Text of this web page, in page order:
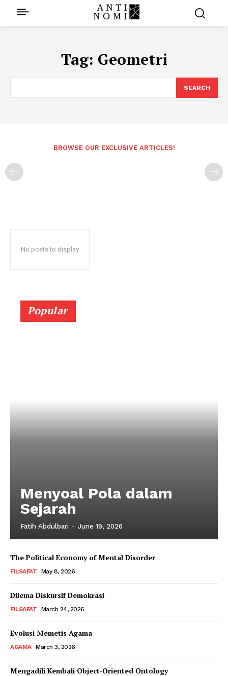
Tag: Geometri
SEARCH
BROWSE OUR EXCLUSIVE ARTICLES!
No posts to display
Popular
Menyoal Pola dalam
Sejarah
Fatih Abdulbari - June 19, 2026
The Political Economy of Mental Disorder
FILSAFAT May 8, 2026
Dilema Diskursif Demokrasi
FILSAFAT March 24, 2026
Evolusi Memetis Agama
AGAMA March 3, 2026
Mengadili Kembali Object-Oriented Ontology